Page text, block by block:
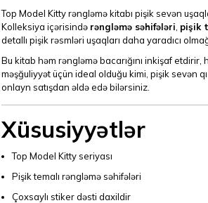
Top Model Kitty rəngləmə kitabı pişik sevən
Kolleksiya içərisində rəngləmə səhifələri pişik
detallı pişik rəsmləri uşaqları daha yaradıcı
Bu kitab həm rəngləmə bacarığını inkişaf
məşğuliyyət üçün ideal olduğu kimi, pişik sevən
onlayn satışdan əldə edə bilərsiniz.
Xüsusiyyətlər
Top Model Kitty seriyası
Pişik temalı rəngləmə səhifələri
Çoxsaylı stiker dəsti daxildir